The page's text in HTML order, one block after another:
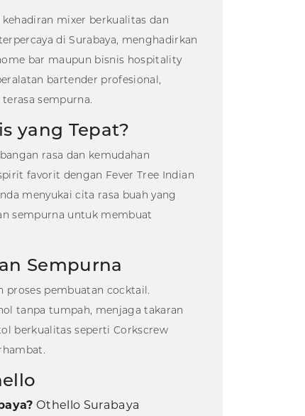
mixer berkualitas dan
di Surabaya, menghadirkan
bar maupun bisnis hospitality
bartender profesional,
sempurna.
yang Tepat?
rasa dan kemudahan
favorit dengan Fever Tree Indian
menyukai cita rasa buah yang
sempurna untuk membuat
Sempurna
proses pembuatan cocktail.
tanpa tumpah, menjaga takaran
berkualitas seperti Corkscrew
Othello Surabaya